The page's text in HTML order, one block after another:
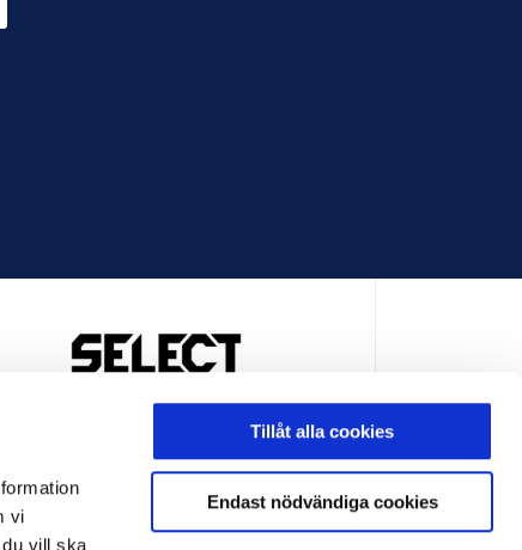
vi
vill ska
Tillåt alla cookies
Endast nödvändiga cookies